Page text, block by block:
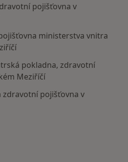
pojišťovna v
ministerstva vnitra
pokladna, zdravotní
Meziříčí
zdravotní pojišťovna v